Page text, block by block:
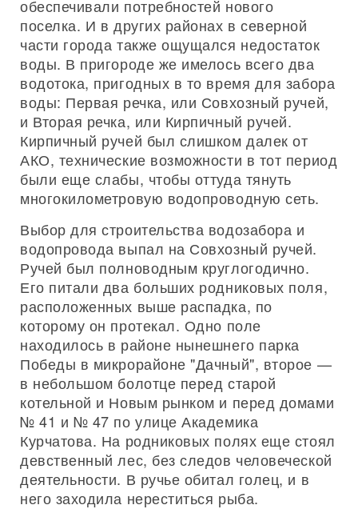
обеспечивали потребностей нового
поселка. И в других районах в северной
части города также ощущался недостаток
воды. В пригороде же имелось всего два
водотока, пригодных в то время для забора
воды: Первая речка, или Совхозный ручей,
и Вторая речка, или Кирпичный ручей.
Кирпичный ручей был слишком далек от
АКО, технические возможности в тот период
были еще слабы, чтобы оттуда тянуть
многокилометровую водопроводную сеть.
Выбор для строительства водозабора и
водопровода выпал на Совхозный ручей.
Ручей был полноводным круглогодично.
Его питали два больших родниковых поля,
расположенных выше распадка, по
которому он протекал. Одно поле
находилось в районе нынешнего парка
Победы в микрорайоне "Дачный", второе —
в небольшом болотце перед старой
котельной и Новым рынком и перед домами
№ 41 и № 47 по улице Академика
Курчатова. На родниковых полях еще стоял
девственный лес, без следов человеческой
деятельности. В ручье обитал голец, и в
него заходила нереститься рыба.